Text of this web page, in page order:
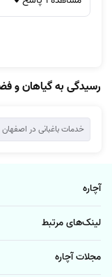
اپلیکیشن آچاره
رسیدگی به گیاهان و
خدمات باغبانی در اصفهان
آچاره
لینک‌های مرتبط
مجلات آچاره